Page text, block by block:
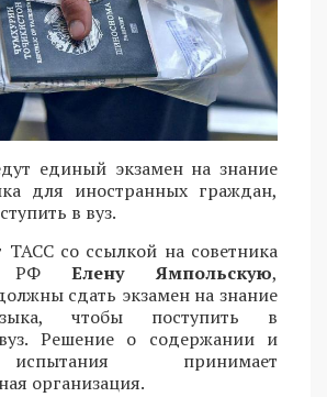
единый экзамен на знание
для иностранных граждан,
в вуз.
ТАСС со ссылкой на советника
РФЕлену Ямпольскую,
сдать экзамен на знание
чтобы поступить в
Решение о содержании и
принимает
организация.